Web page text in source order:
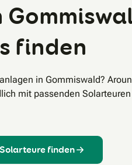
finden
in Gommiswald?
mit passenden
finden